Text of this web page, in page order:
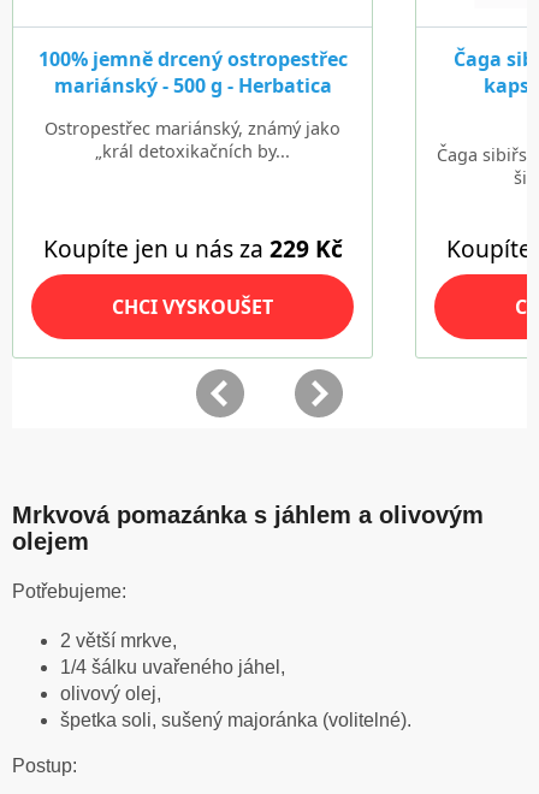
Mrkvová pomazánka s jáhlem a olivovým
olejem
Potřebujeme:
2 větší mrkve,
1/4 šálku uvařeného jáhel,
olivový olej,
špetka soli, sušený majoránka (volitelné).
Postup: